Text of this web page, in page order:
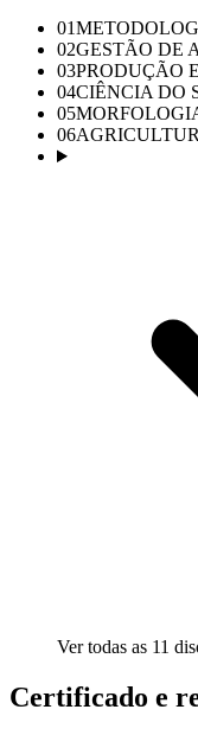
01
02GESTÃO DE
03PRODUÇÃO
04CIÊNCIA DO
05
06
Ver todas as 11
Certificado e